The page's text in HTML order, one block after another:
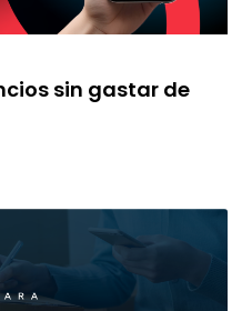
sin gastar de